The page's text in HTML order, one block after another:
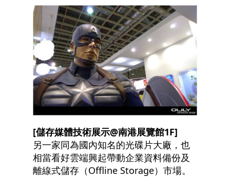
[儲存媒體技術展示@南港展覽館1F]
另一家同為國內知名的光碟片大廠，也
相當看好雲端興起帶動企業資料備份及
離線式儲存（Offline Storage）市場。